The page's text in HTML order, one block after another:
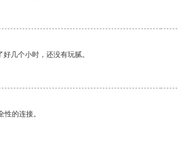
几个小时，还没有玩腻。
的连接。